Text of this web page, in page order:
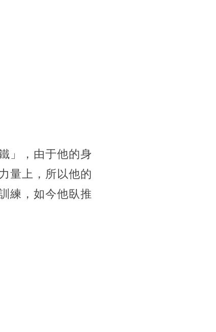
」，由于他的身
量上，所以他的
練，如今他臥推